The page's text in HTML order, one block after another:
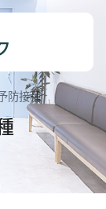
防接種